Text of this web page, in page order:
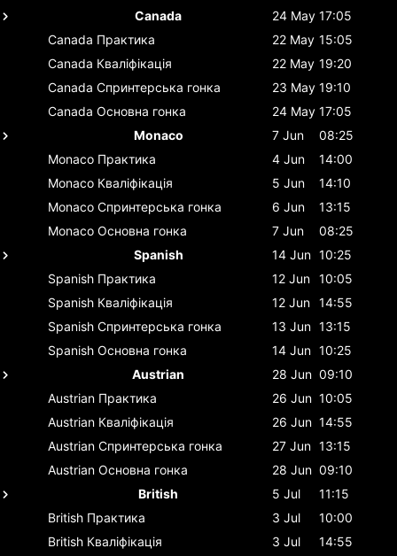
Canada
24 May 17:05
Canada Практика 22 May 15:05
Canada Кваліфікація 22 May 19:20
Canada Спринтерська гонка 23 May 19:10
Canada Основна гонка 24 May 17:05
Monaco
7 Jun
08:25
Monaco Практика 4 Jun
14:00
Monaco Кваліфікація 5 Jun
14:10
Monaco Спринтерська гонка 6 Jun
13:15
Monaco Основна гонка 7 Jun
08:25
Spanish
14 Jun 10:25
Spanish Практика 12 Jun 10:05
Spanish Кваліфікація 12 Jun 14:55
Spanish Спринтерська гонка 13 Jun 13:15
Spanish Основна гонка 14 Jun 10:25
Austrian
28 Jun 09:10
Austrian Практика 26 Jun 10:05
Austrian Кваліфікація 26 Jun 14:55
Austrian Спринтерська гонка 27 Jun 13:15
Austrian Основна гонка 28 Jun 09:10
British
5 Jul
11:15
British Практика 3 Jul
10:00
British Кваліфікація 3 Jul
14:55